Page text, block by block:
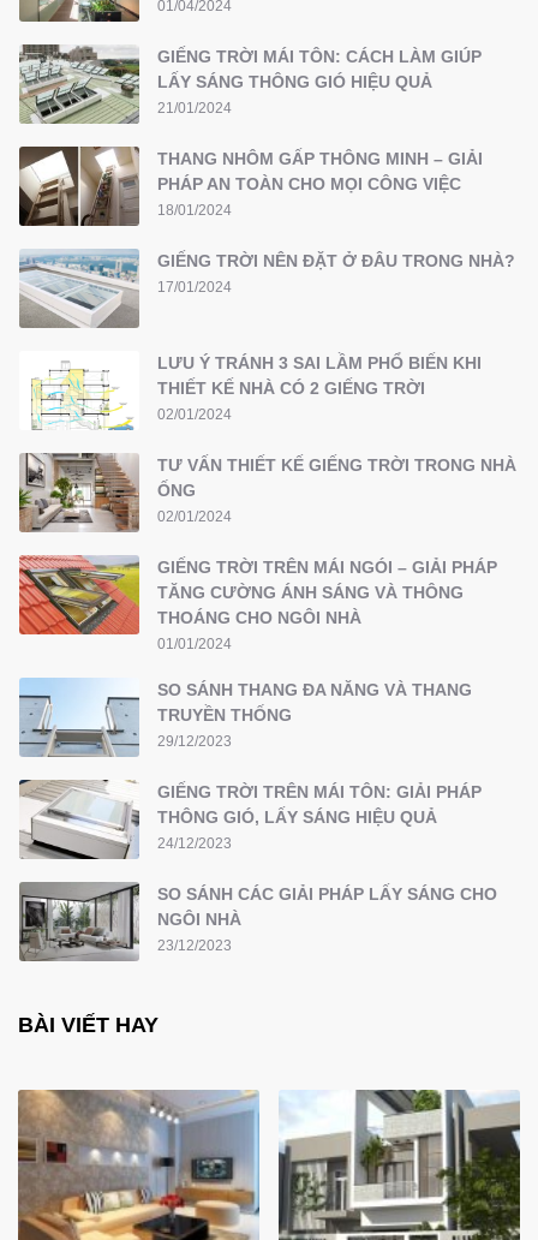
01/04/2024
GIẾNG TRỜI MÁI TÔN: CÁCH LÀM GIÚP
LẤY SÁNG THÔNG GIÓ HIỆU QUẢ
21/01/2024
THANG NHÔM GẤP THÔNG MINH – GIẢI
PHÁP AN TOÀN CHO MỌI CÔNG VIỆC
18/01/2024
GIẾNG TRỜI NÊN ĐẶT Ở ĐÂU TRONG NHÀ?
17/01/2024
LƯU Ý TRÁNH 3 SAI LẦM PHỔ BIẾN KHI
THIẾT KẾ NHÀ CÓ 2 GIẾNG TRỜI
02/01/2024
TƯ VẤN THIẾT KẾ GIẾNG TRỜI TRONG NHÀ
ỐNG
02/01/2024
GIẾNG TRỜI TRÊN MÁI NGÓI – GIẢI PHÁP
TĂNG CƯỜNG ÁNH SÁNG VÀ THÔNG
THOÁNG CHO NGÔI NHÀ
01/01/2024
SO SÁNH THANG ĐA NĂNG VÀ THANG
TRUYỀN THỐNG
29/12/2023
GIẾNG TRỜI TRÊN MÁI TÔN: GIẢI PHÁP
THÔNG GIÓ, LẤY SÁNG HIỆU QUẢ
24/12/2023
SO SÁNH CÁC GIẢI PHÁP LẤY SÁNG CHO
NGÔI NHÀ
23/12/2023
BÀI VIẾT HAY